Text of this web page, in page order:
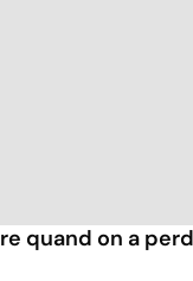
quand on a